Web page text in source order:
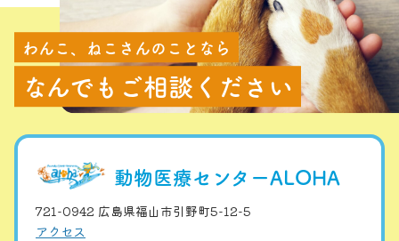
わんこ、ねこさんのことなら
なんでもご相談ください
動物医療センターALOHA
721-0942 広島県福山市引野町5-12-5
アクセス